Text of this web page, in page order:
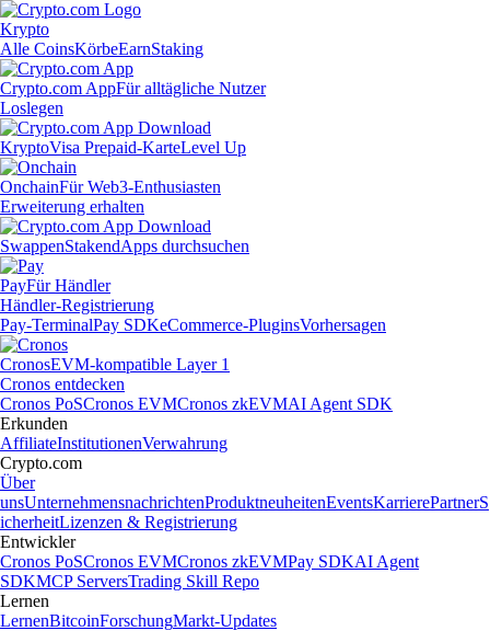
Krypto
Alle CoinsKörbeEarnStaking
Crypto.com AppFür alltägliche Nutzer
Loslegen
KryptoVisa Prepaid-KarteLevel Up
OnchainFür Web3-Enthusiasten
Erweiterung erhalten
SwappenStakendApps durchsuchen
PayFür Händler
Händler-Registrierung
Pay-TerminalPay SDKeCommerce-PluginsVorhersagen
CronosEVM-kompatible Layer 1
Cronos entdecken
Cronos PoSCronos EVMCronos zkEVMAI Agent SDK
Erkunden
AffiliateInstitutionenVerwahrung
Crypto.com
Über
unsUnternehmensnachrichtenProduktneuheitenEventsKarrierePartnerS
icherheitLizenzen & Registrierung
Entwickler
Cronos PoSCronos EVMCronos zkEVMPay SDKAI Agent
SDKMCP ServersTrading Skill Repo
Lernen
LernenBitcoinForschungMarkt-Updates